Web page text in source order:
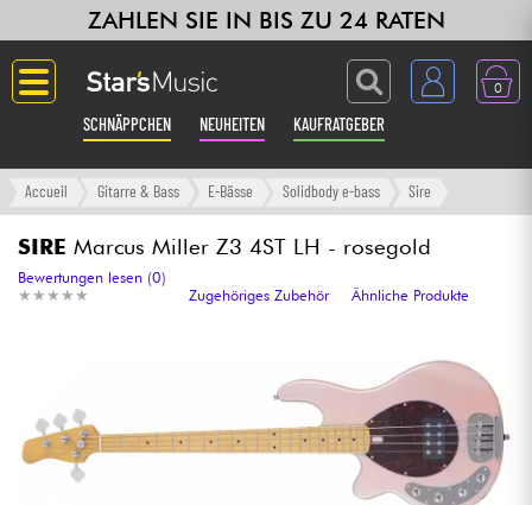
ZAHLEN SIE IN BIS ZU 24 RATEN
0
SCHNÄPPCHEN NEUHEITEN KAUFRATGEBER
Langue
Gitarre & Bass
Verstärker & Effekte
Synths & samplers
Accueil Gitarre & Bass E-Bässe Solidbody e-bass Sire
SIRE Marcus Miller Z3 4ST LH - rosegold
★ ★ ★ ★ ★
★ ★ ★ ★ ★
Bewertungen lesen (0)
Zugehöriges Zubehör
Ähnliche Produkte